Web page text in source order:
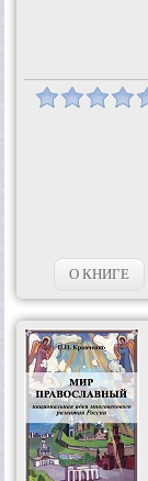
О КНИГЕ